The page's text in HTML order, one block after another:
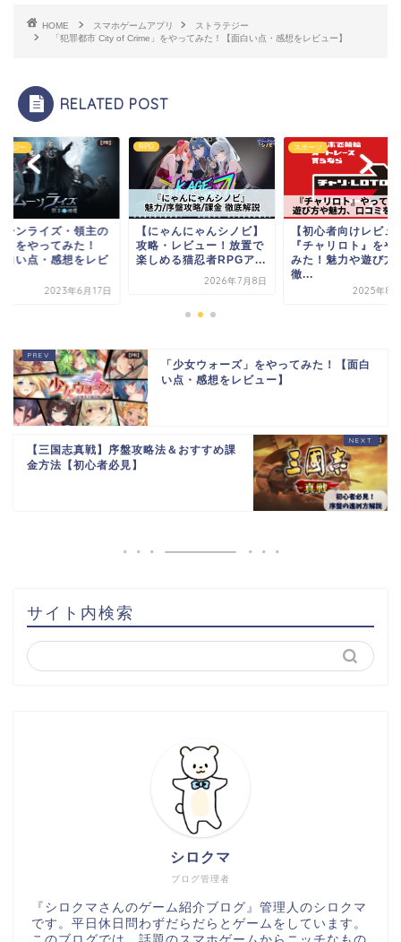
HOME スマホゲームアプリ
ストラテジー
「犯罪都市 City of Crime」をやってみた！【面白い点・感想をレビュー】
RELATED POST
ゃんにゃんシノビ】
・レビュー！放置で
める猫忍者RPGア...
スポーツ
【初心者向けレビュー】
『チャリロト』をやって
みた！魅力や遊び方を
ストラテジー
「ムーンライズ・領
帰還」をやってみた
【面白い点・感想を
ュ...
2023年6
「少女ウォーズ」をやってみた！【面白
い点・感想をレビュー】
【三国志真戦】序盤攻略法＆おすすめ課
金方法【初心者必見】
サイト内検索
ブログ管理者
シロクマ
『シロクマさんのゲーム紹介ブログ』管理人のシロクマ
です。平日休日問わずだらだらとゲームをしています。